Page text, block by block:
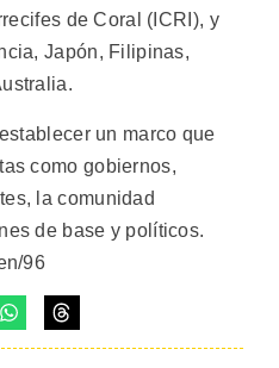
de Coral (ICRI), y
Japón, Filipinas,
un marco que
como gobiernos,
la comunidad
de base y políticos.
96